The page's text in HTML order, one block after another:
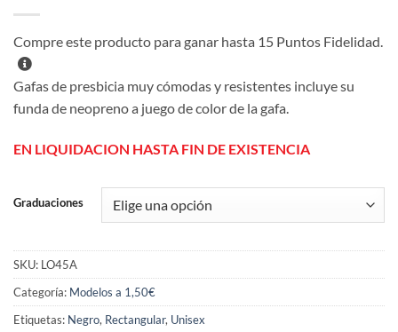
Compre este producto para ganar hasta 15 Puntos Fidelidad.
Gafas de presbicia muy cómodas y resistentes incluye su
funda de neopreno a juego de color de la gafa.
EN LIQUIDACION HASTA FIN DE EXISTENCIA
Graduaciones
SKU: LO45A
Categoría: Modelos a 1,50€
Etiquetas: Negro, Rectangular, Unisex